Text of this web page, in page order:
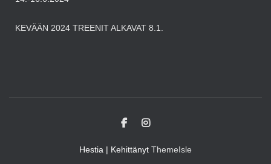
KEVÄÄN 2024 TREENIT ALKAVAT 8.1.
Hestia | Kehittänyt ThemeIsle